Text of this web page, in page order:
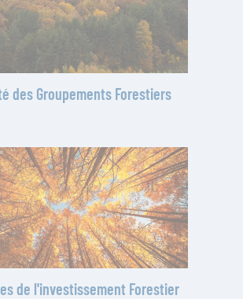
des Groupements Forestiers
de l'investissement Forestier